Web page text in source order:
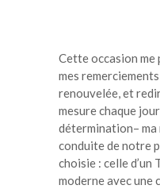
Cette occasion
mes
renouvelée, et
mesure chaque
détermination–
conduite de notre
choisie : celle d’un
moderne avec une